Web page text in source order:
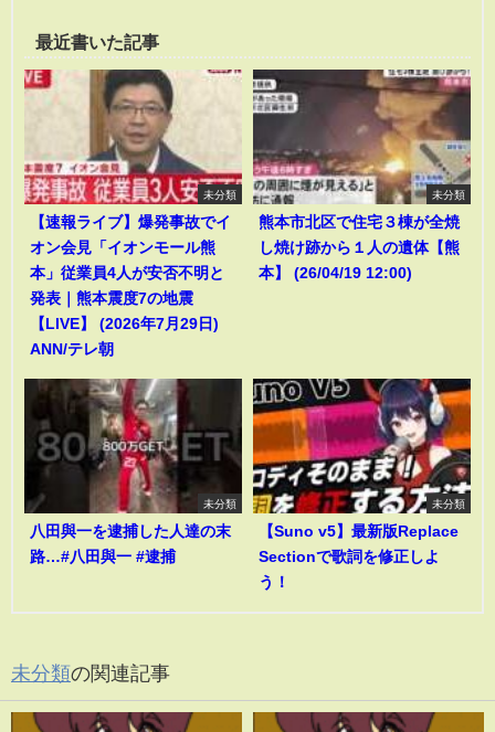
最近書いた記事
未分類
【速報ライブ】爆発事故でイ
オン会見「イオンモール熊
本」従業員4人が安否不明と
発表｜熊本震度7の地震
【LIVE】 (2026年7月29日)
ANN/テレ朝
未分類
熊本市北区で住宅３棟が全焼
し焼け跡から１人の遺体【熊
本】 (26/04/19 12:00)
未分類
八田與一を逮捕した人達の末
路…#八田與一 #逮捕
未分類
【Suno v5】最新版Replace
Sectionで歌詞を修正しよ
う！
未分類の関連記事